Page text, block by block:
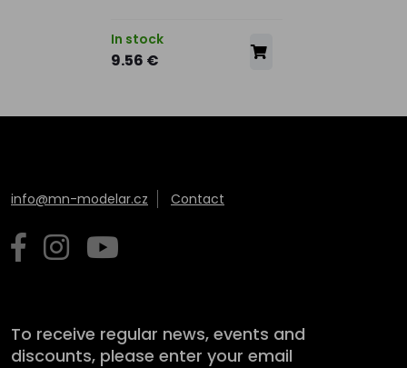
In stock
9.56 €
info@mn-modelar.cz Contact
To receive regular news, events and
discounts, please enter your email